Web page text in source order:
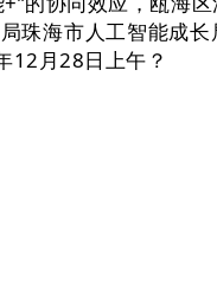
珠海市人工智能成
12月28日上午？